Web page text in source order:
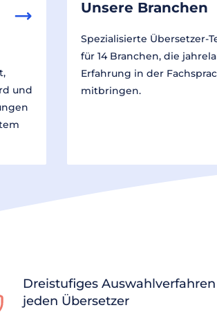
und
Unsere Branchen
Spezialisierte Übersetzer-
für 14 Branchen, die
Erfahrung in der
mitbringen.
Dreistufiges
jeden Übersetzer